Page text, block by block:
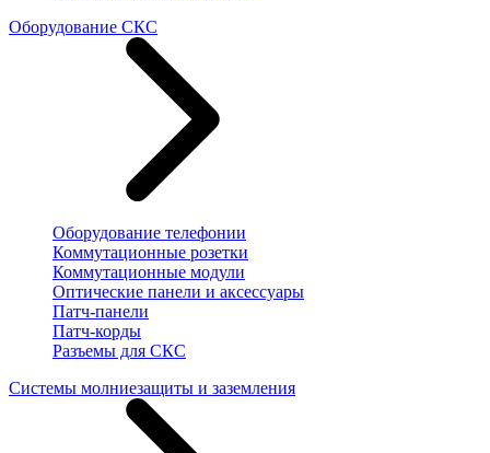
Оборудование СКС
Оборудование телефонии
Коммутационные розетки
Коммутационные модули
Оптические панели и аксессуары
Патч-панели
Патч-корды
Разъемы для СКС
Системы молниезащиты и заземления